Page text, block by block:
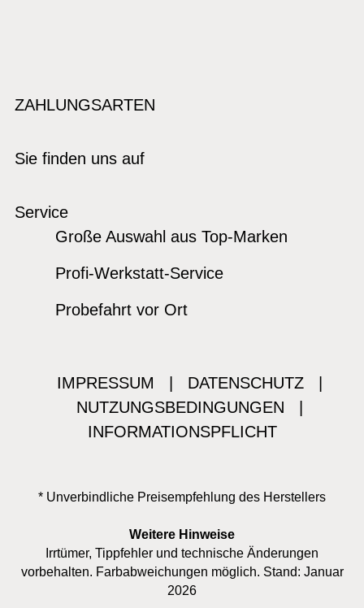
ZAHLUNGSARTEN
Sie finden uns auf
Service
Große Auswahl aus Top-Marken
Profi-Werkstatt-Service
Probefahrt vor Ort
IMPRESSUM DATENSCHUTZ
NUTZUNGSBEDINGUNGEN
INFORMATIONSPFLICHT
* Unverbindliche Preisempfehlung des Herstellers
Weitere Hinweise
Irrtümer, Tippfehler und technische Änderungen
vorbehalten. Farbabweichungen möglich. Stand: Januar
2026